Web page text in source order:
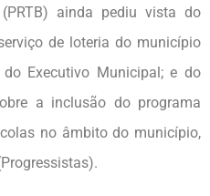
ainda pediu vista do
de loteria do município
Executivo Municipal; e do
a inclusão do programa
no âmbito do município,